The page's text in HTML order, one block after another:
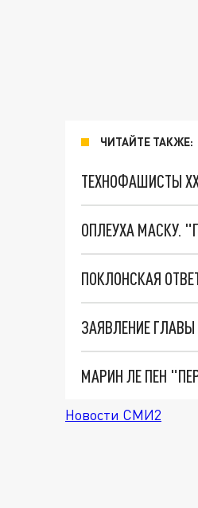
ЧИТАЙТЕ ТАКЖЕ:
ТЕХНОФАШИСТЫ
ОПЛЕУХА МАСКУ.
Новости СМИ2